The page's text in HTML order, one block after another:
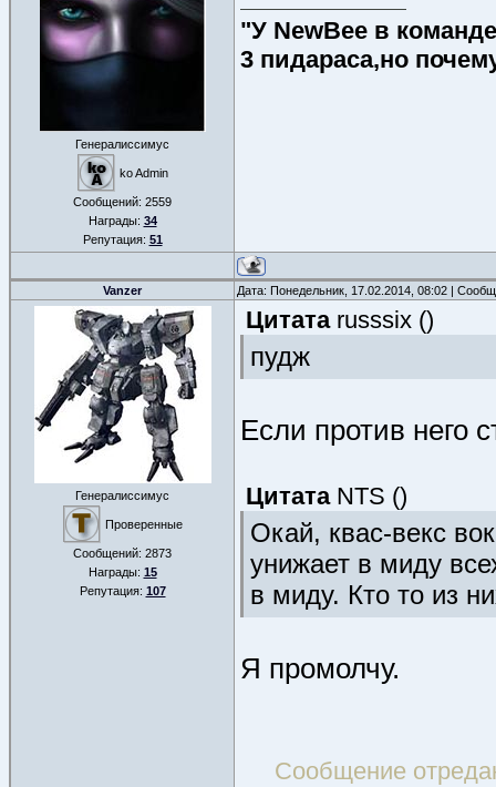
Генералиссимус
ko Admin
Сообщений: 2559
Награды: 34
Репутация: 51
"У NewBee в
3 пидараса,но
Vanzer Дата: Понедельник, 17.02.2014, 08:02 |
Генералиссимус
Проверенные
Сообщений: 2873
Награды: 15
Репутация: 107
Цитата russsix ()
пудж
Если против него
Цитата NTS ()
Окай, квас-векс
унижает в миду
в миду. Кто то из
Я промолчу.
Сообщение